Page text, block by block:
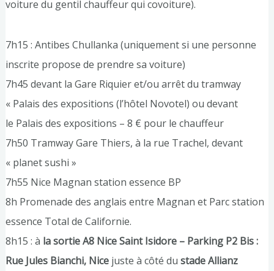
voiture du gentil chauffeur qui covoiture).
7h15 : Antibes Chullanka (uniquement si une personne
inscrite propose de prendre sa voiture)
7h45 devant la Gare Riquier et/ou arrêt du tramway
« Palais des expositions (l’hôtel Novotel) ou devant
le Palais des expositions – 8 € pour le chauffeur
7h50 Tramway Gare Thiers, à la rue Trachel, devant
« planet sushi »
7h55 Nice Magnan station essence BP
8h Promenade des anglais entre Magnan et Parc station
essence Total de Californie.
8h15 : à la sortie A8 Nice Saint Isidore – Parking P2 Bis :
Rue Jules Bianchi, Nice juste à côté du stade Allianz